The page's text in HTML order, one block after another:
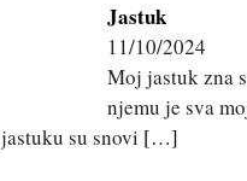
Jastuk
11/10/2024
Moj jastuk zna
njemu je sva
jastuku su snovi […]